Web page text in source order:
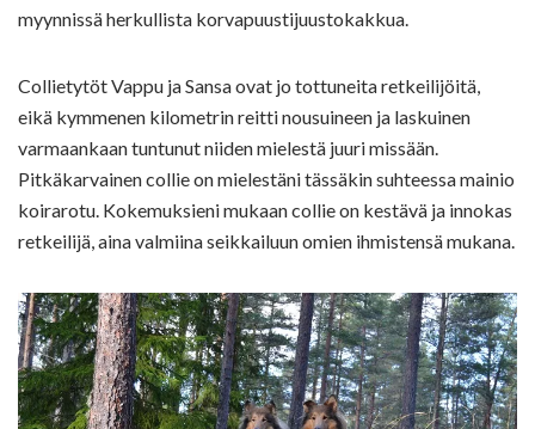
myynnissä herkullista korvapuustijuustokakkua.
Collietytöt Vappu ja Sansa ovat jo tottuneita retkeilijöitä,
eikä kymmenen kilometrin reitti nousuineen ja laskuinen
varmaankaan tuntunut niiden mielestä juuri missään.
Pitkäkarvainen collie on mielestäni tässäkin suhteessa mainio
koirarotu. Kokemuksieni mukaan collie on kestävä ja innokas
retkeilijä, aina valmiina seikkailuun omien ihmistensä mukana.